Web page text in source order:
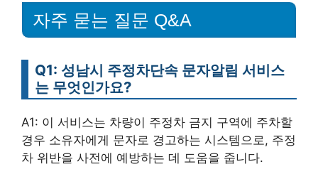
자주 묻는 질문 Q&A
Q1: 성남시 주정차단속 문자알림 서비스
는 무엇인가요?
A1: 이 서비스는 차량이 주정차 금지 구역에 주차할
경우 소유자에게 문자로 경고하는 시스템으로, 주정
차 위반을 사전에 예방하는 데 도움을 줍니다.